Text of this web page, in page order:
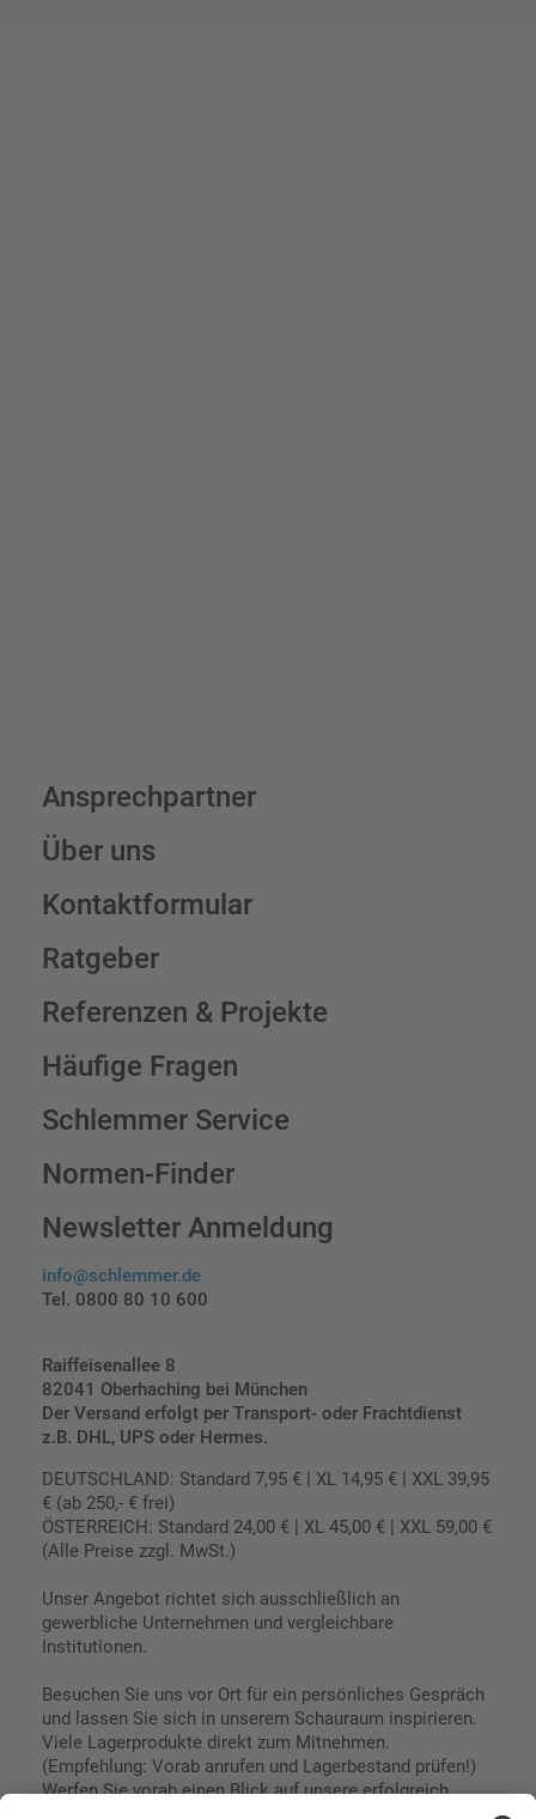
Ansprechpartner
Über uns
Kontaktformular
Ratgeber
Referenzen & Projekte
Häufige Fragen
Schlemmer Service
Normen-Finder
Newsletter Anmeldung
info@schlemmer.de
Tel. 0800 80 10 600
Raiffeisenallee 8
82041 Oberhaching bei München
Der Versand erfolgt per Transport- oder Frachtdienst
z.B. DHL, UPS oder Hermes.
DEUTSCHLAND: Standard 7,95 € | XL 14,95 € | XXL 39,95
€ (ab 250,- € frei)
ÖSTERREICH: Standard 24,00 € | XL 45,00 € | XXL 59,00 €
(Alle Preise zzgl. MwSt.)
Unser Angebot richtet sich ausschließlich an
gewerbliche Unternehmen und vergleichbare
Institutionen.
Besuchen Sie uns vor Ort für ein persönliches Gespräch
und lassen Sie sich in unserem Schauraum inspirieren.
Viele Lagerprodukte direkt zum Mitnehmen.
(Empfehlung: Vorab anrufen und Lagerbestand prüfen!)
Werfen Sie vorab einen Blick auf unsere erfolgreich